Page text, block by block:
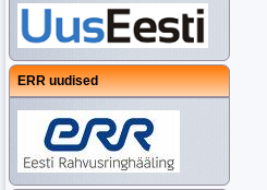
ERR uudised